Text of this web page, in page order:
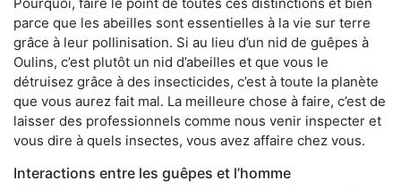
parce que les abeilles sont essentielles à la vie sur terre
grâce à leur pollinisation. Si au lieu d’un nid de guêpes à
Oulins, c’est plutôt un nid d’abeilles et que vous le
détruisez grâce à des insecticides, c’est à toute la planète
que vous aurez fait mal. La meilleure chose à faire, c’est de
laisser des professionnels comme nous venir inspecter et
vous dire à quels insectes, vous avez affaire chez vous.
Interactions entre les guêpes et l’homme